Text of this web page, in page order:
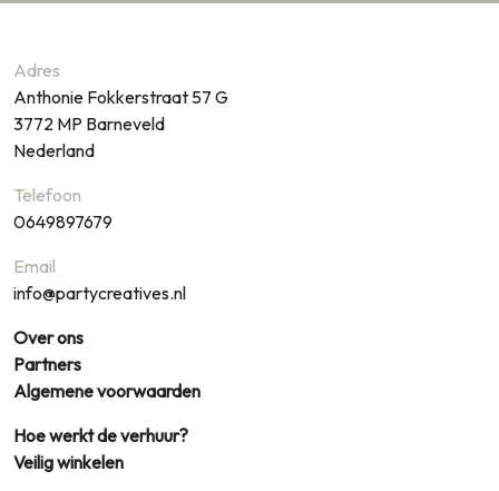
Adres
Anthonie Fokkerstraat 57 G
3772 MP Barneveld
Nederland
Telefoon
0649897679
Email
info@partycreatives.nl
Over ons
Partners
Algemene voorwaarden
Hoe werkt de verhuur?
Veilig winkelen